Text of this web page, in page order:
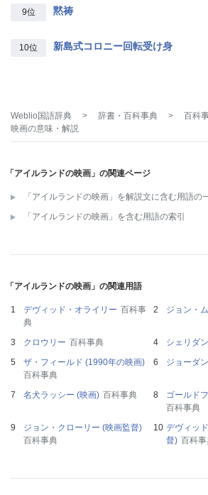
9位 黙祷
10位 新島式コロニー回転受け身
Weblio国語辞典 > 辞書・百科事典 > 百科
映画の意味・解説
「アイルランドの映画」の関連ページ
「アイルランドの映画」を解説文に含む用語の
「アイルランドの映画」を含む用語の索引
「アイルランドの映画」の関連用語
デヴィッド・オライリー 百科事
典
ジョン・
クロウリー 百科事典 シェリダン
ザ・フィールド (1990年の映画)
百科事典
ジョーダン
名犬ラッシー (映画) 百科事典
ゴールド
百科事典
ジョン・クローリー (映画監督)
百科事典
デヴィッ
督) 百科事